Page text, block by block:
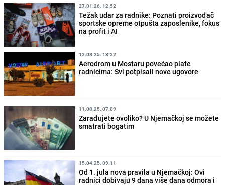
27.01.26. 12:52
Težak udar za radnike: Poznati proizvođač
sportske opreme otpušta zaposlenike, fokus
na profit i AI
12.08.25. 13:22
Aerodrom u Mostaru povećao plate
radnicima: Svi potpisali nove ugovore
11.08.25. 07:09
Zarađujete ovoliko? U Njemačkoj se možete
smatrati bogatim
15.04.25. 09:11
Od 1. jula nova pravila u Njemačkoj: Ovi
radnici dobivaju 9 dana više dana odmora i